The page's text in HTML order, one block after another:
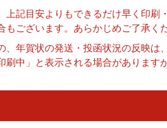
上記目安よりもできるだけ早く印
もございます。あらかじめご了承く
、年賀状の発送・投函状況の反映
刷中」と表示される場合があります